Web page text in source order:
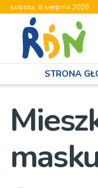
sobota, 8 sierpnia 2026
STRONA